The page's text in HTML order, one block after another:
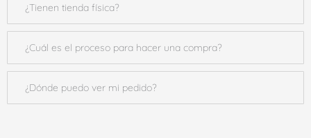
¿Tienen tienda física?
¿Cuál es el proceso para hacer una compra?
¿Dónde puedo ver mi pedido?